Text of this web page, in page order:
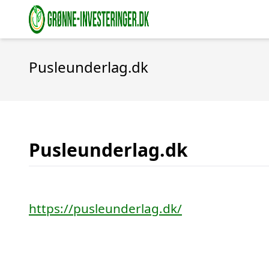
Pusleunderlag.dk
Pusleunderlag.dk
https://pusleunderlag.dk/